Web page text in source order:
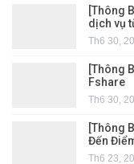
[Thông
dịch vụ
Th6 30,
[Thông
Fshare
Th6 30,
[Thông
Đến
Th6 23,